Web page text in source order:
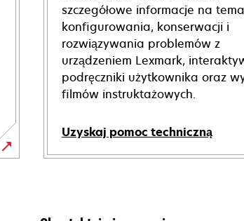
szczegółowe informacje na
konfigurowania, konserwacji i
rozwiązywania problemów z
urządzeniem Lexmark,
podręczniki użytkownika oraz
filmów instruktażowych.
Uzyskaj pomoc techniczną
opens